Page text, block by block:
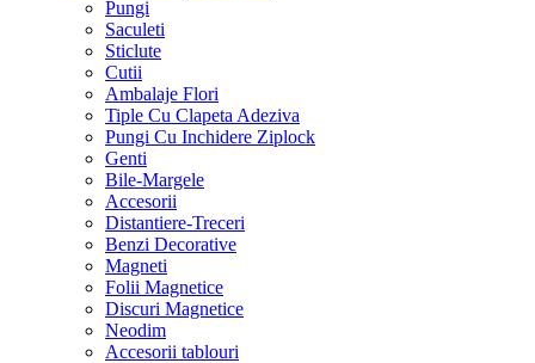
Pungi
Saculeti
Sticlute
Cutii
Ambalaje Flori
Tiple Cu Clapeta Adeziva
Pungi Cu Inchidere Ziplock
Genti
Bile-Margele
Accesorii
Distantiere-Treceri
Benzi Decorative
Magneti
Folii Magnetice
Discuri Magnetice
Neodim
Accesorii tablouri